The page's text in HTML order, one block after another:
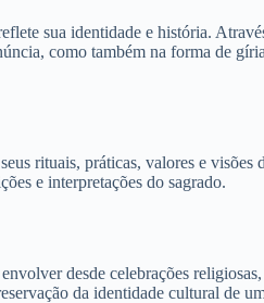
sua identidade e história.
como também na forma de
rituais, práticas, valores e visões
e interpretações do sagrado.
desde celebrações
da identidade cultural de